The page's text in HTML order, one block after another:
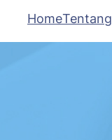
HomeTentang